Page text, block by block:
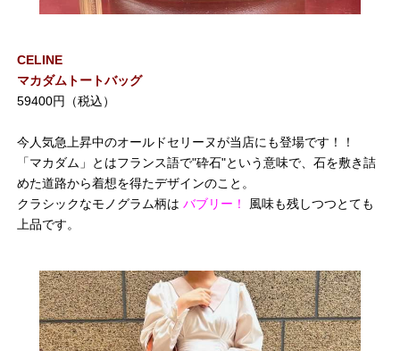
CELINE
マカダムトートバッグ
59400円（税込）
今人気急上昇中のオールドセリーヌが当店にも登場です！！
「マカダム」とはフランス語で"砕石"という意味で、石を敷き詰
めた道路から着想を得たデザインのこと。
クラシックなモノグラム柄は バブリー！ 風味も残しつつとても
上品です。